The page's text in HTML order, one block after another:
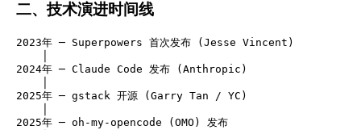
二、技术演进时间线
2023年 ─ Superpowers 首次发布 (Jesse Vincent)
2024年 ─ Claude Code 发布 (Anthropic)
2025年 ─ gstack 开源 (Garry Tan / YC)
2025年 ─ oh-my-opencode (OMO) 发布